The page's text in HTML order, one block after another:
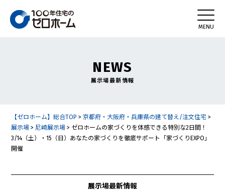
NEWS
展示場最新情報
【ゼロホーム】総合TOP >京都府・大阪府・兵庫県の建て替え/注文住宅 >
展示場 > 尼崎展示場 > ゼロホームの家づくりを体感できる特別な2日間！
3/14（土）・15（日）あなたの家づくりを徹底サポート「家づくりEXPO」
開催
展示場最新情報